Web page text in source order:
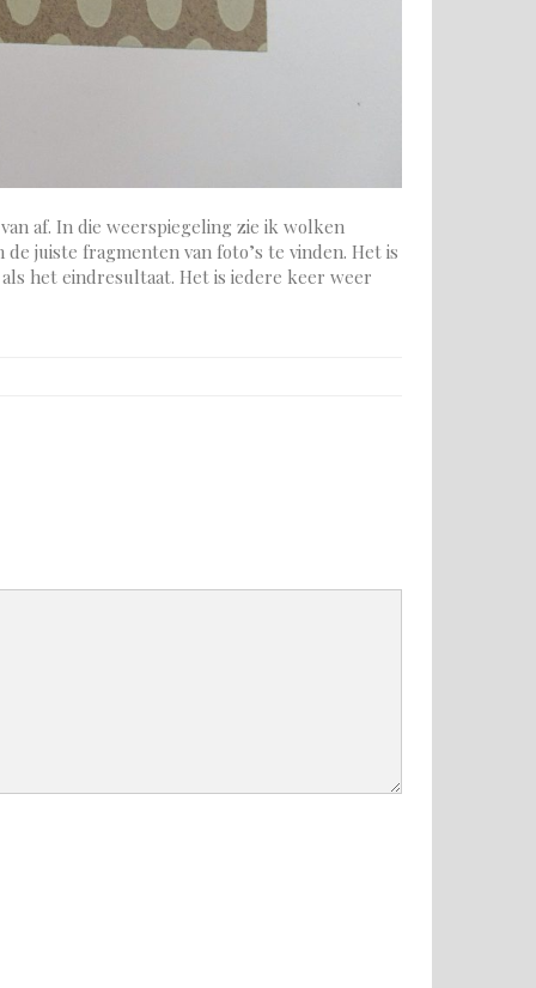
af. In die weerspiegeling zie ik wolken
juiste fragmenten van foto’s te vinden. Het is
het eindresultaat. Het is iedere keer weer